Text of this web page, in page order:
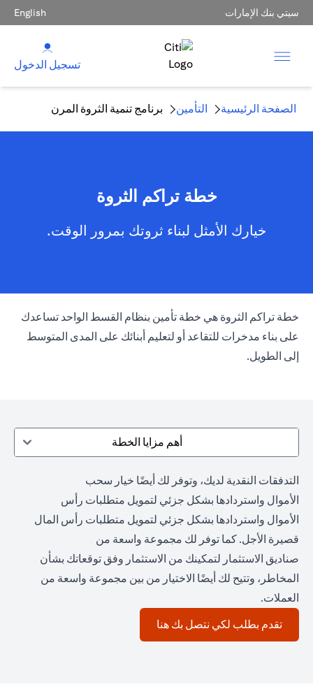
سيتي بنك الإمارات English
تسجيل الدخول
الصفحة الرئيسية التأمين برنامج تنمية الثروة المرن
خطة تراكم الثروة
خيارك الأمثل لبناء ثروتك بمرور الوقت.
خطة تراكم الثروة هي خطة تأمين بنظام القسط الواحد تساعدك
على بناء مدخرات للتقاعد أو لتعليم أبنائك على المدى المتوسط
إلى الطويل.
أهم مزايا الخطة
التدفقات النقدية لديك، وتوفر لك أيضًا خيار سحب
الأموال واستردادها بشكل جزئي لتمويل متطلبات رأس
الأموال واستردادها بشكل جزئي لتمويل متطلبات رأس المال
قصيرة الأجل. كما توفر لك مجموعة واسعة من
صناديق الاستثمار لتمكينك من الاستثمار وفق توقعاتك بشأن
المخاطر، وتتيح لك أيضًا الاختيار من بين مجموعة واسعة من
العملات.
تقدم بطلب لكي نتصل بك هنا